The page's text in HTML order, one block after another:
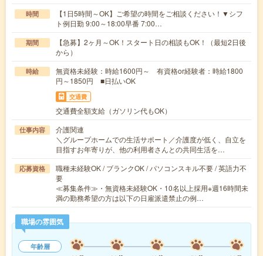
時間
【1日5時間～OK】ご希望の時間をご相談ください！▼シフ
ト例日勤 9:00～18:00早番 7:00…
期間
【急募】2ヶ月～OK！スタート日の相談もOK！（最短2日後
から）
時給
無資格未経験：時給1600円～ 有資格or経験者：時給1800
円～1850円 ■日払いOK
交通費
交通費全額支給（ガソリン代もOK）
仕事内容
介護関連
＼グループホームでの生活サポート／介護度が低く、自立を
目指すお年寄りが、他の利用者さんとの共同生活を…
応募資格
職種未経験OK / ブランクOK / パソコンスキル不要 / 英語力不
要
≪募集条件≫・無資格未経験OK・10名以上採用※週16時間未
満の勤務希望の方は以下の日雇派遣禁止の例…
職場の雰囲気
年齢層